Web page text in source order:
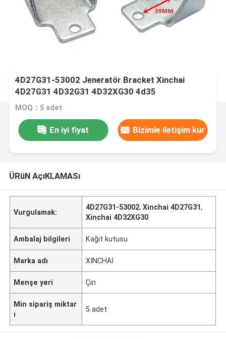
4D27G31-53002 Jeneratör Bracket Xinchai
4D27G31 4D32G31 4D32XG30 4d35
MOQ：5 adet
En iyi fiyat Bizimle iletişim kur
ÜRüN AçıKLAMASı
Vurgulamak:
4D27G31-53002,Xinchai 4D27G31,
Xinchai 4D32XG30
Ambalaj bilgileri Kağıt kutusu
Marka adı XINCHAI
Menşe yeri Çin
Min sipariş miktar
ı
5 adet